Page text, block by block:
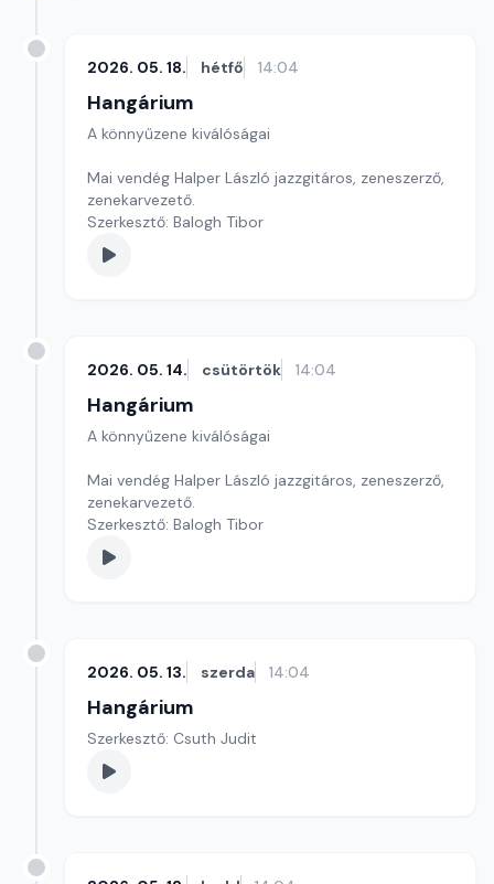
2026. 05. 18. hétfő 14:04
Hangárium
A könnyűzene kiválóságai
Mai vendég Halper László jazzgitáros, zeneszerző,
zenekarvezető.
Szerkesztő: Balogh Tibor
2026. 05. 14. csütörtök 14:04
Hangárium
A könnyűzene kiválóságai
Mai vendég Halper László jazzgitáros, zeneszerző,
zenekarvezető.
Szerkesztő: Balogh Tibor
2026. 05. 13. szerda 14:04
Hangárium
Szerkesztő: Csuth Judit